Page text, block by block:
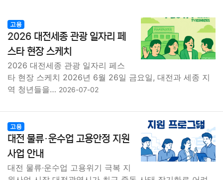
질병 가요 방송 일상 주식 암호화폐 블록체인
결혼 육아 반려동물 패션 미용
요리 상품리뷰 원예 금융
대출 컴퓨터 기술
종교 사회 의학 경제 마케팅
부동산 외국어 교육 교통 생활 기타
고용
2026 대전세종 관광 일자리 페
스타 현장 스케치
2026 대전세종 관광 일자리 페스
타 현장 스케치 2026년 6월 26일 금요일, 대전과 세종 지
역 청년들을… 2026-07-02
고용
대전 물류·운수업 고용안정 지원
사업 안내
대전 물류·운수업 고용위기 극복 지